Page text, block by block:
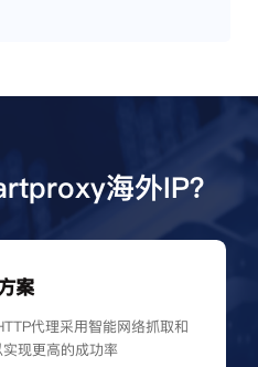
海外IP？
案
代理采用智能网络抓取和
现更高的成功率